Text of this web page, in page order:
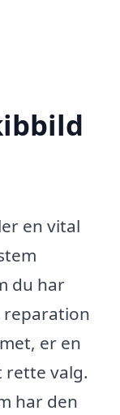
en vital
du har
er en
rette valg.
har den